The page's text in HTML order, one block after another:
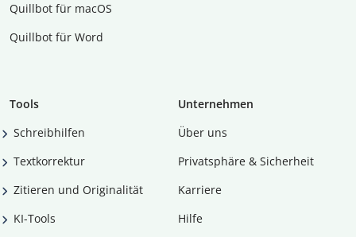
Quillbot für macOS
Quillbot für Word
Tools
Schreibhilfen
Textkorrektur
Zitieren und Originalität
KI-Tools
Unternehmen
Über uns
Privatsphäre & Sicherheit
Karriere
Hilfe